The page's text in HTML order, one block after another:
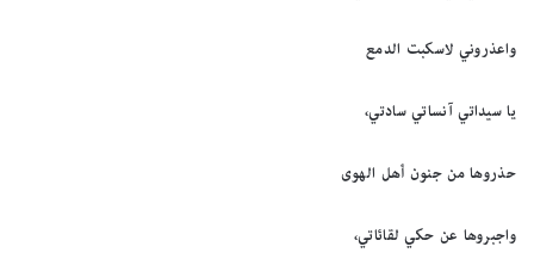
واعذروني لاسكبت الدمع
يا سيداتي آنساتي سادتي،
حذروها من جنون أهل الهوى
واجبروها عن حكي لقائاتي،